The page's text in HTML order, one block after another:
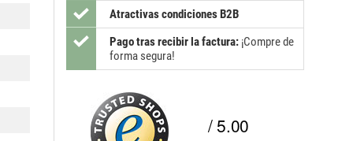
Atractivas condiciones B2B
Pago tras recibir la factura: ¡Compre de
forma segura!
/ 5.00